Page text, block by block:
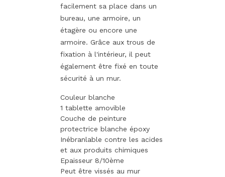
facilement sa place dans un
bureau, une armoire, un
étagère ou encore une
armoire. Grâce aux trous de
fixation à l'intérieur, il peut
également être fixé en toute
sécurité à un mur.
Couleur blanche
1 tablette amovible
Couche de peinture
protectrice blanche époxy
Inébranlable contre les acides
et aux produits chimiques
Epaisseur 8/10ème
Peut être vissés au mur